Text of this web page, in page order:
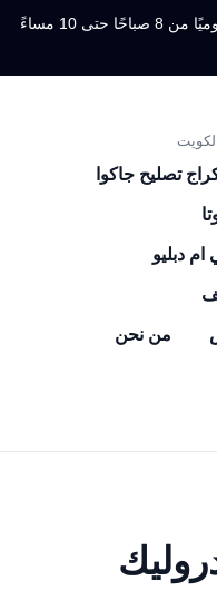
من 8 صباحًا حتى 10 مساءً
تصليح جاكوا
ام دبليو
من نحن